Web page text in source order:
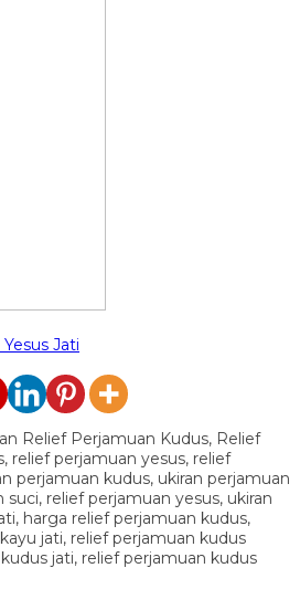
Jati
Relief Perjamuan Kudus, Relief
relief perjamuan yesus, relief
perjamuan kudus, ukiran perjamuan
relief perjamuan yesus, ukiran
harga relief perjamuan kudus,
jati, relief perjamuan kudus
jati, relief perjamuan kudus